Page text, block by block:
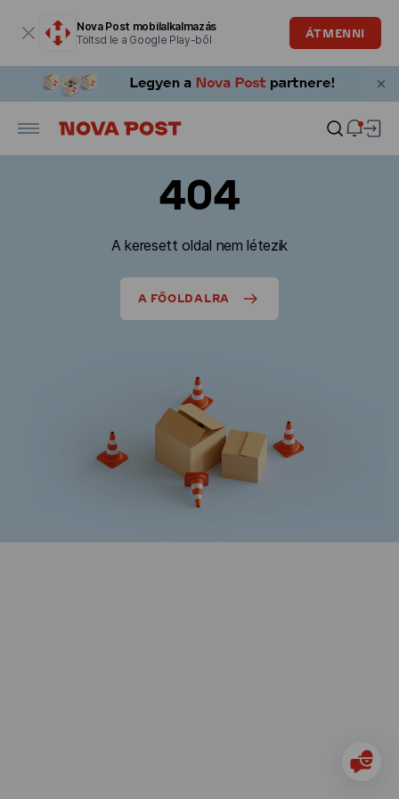
Nova Post mobilalkalmazás
Töltsd le a Google Play-ből
ÁTMENNI
404
A keresett oldal nem létezik
A FŐOLDALRA